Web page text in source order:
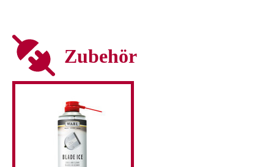
Zubehör